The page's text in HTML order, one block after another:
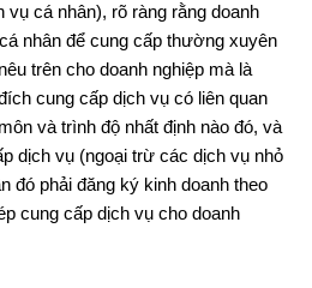
vụ cá nhân), rõ ràng rằng doanh
nhân để cung cấp thường xuyên
trên cho doanh nghiệp mà là
cung cấp dịch vụ có liên quan
và trình độ nhất định nào đó, và
dịch vụ (ngoại trừ các dịch vụ nhỏ
đó phải đăng ký kinh doanh theo
cung cấp dịch vụ cho doanh